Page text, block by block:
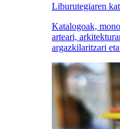
Liburutegiaren
Katalogoak,
arteari,
argazkilaritzari